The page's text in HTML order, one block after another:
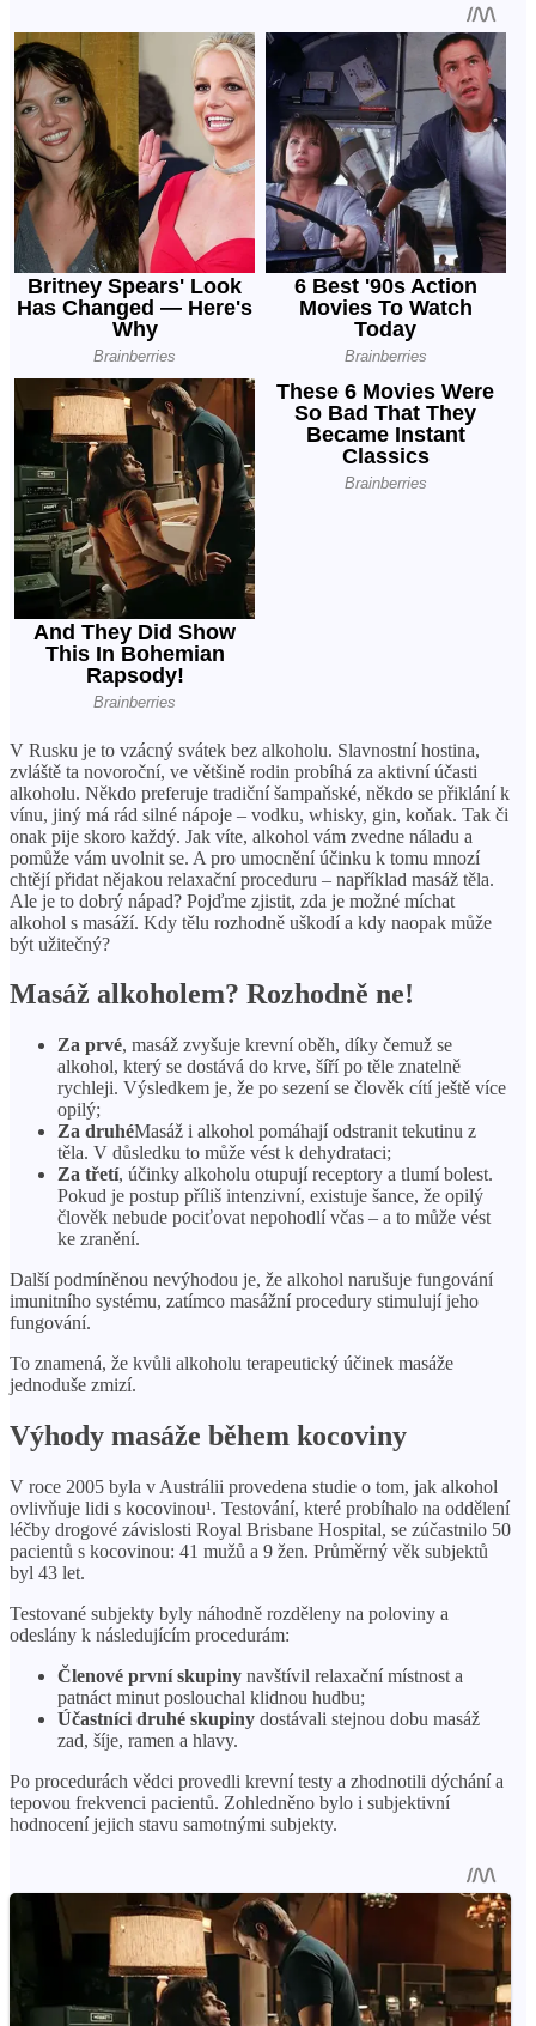
V Rusku je to vzácný svátek bez alkoholu. Slavnostní hostina,
zvláště ta novoroční, ve většině rodin probíhá za aktivní účasti
alkoholu. Někdo preferuje tradiční šampaňské, někdo se přiklání k
vínu, jiný má rád silné nápoje – vodku, whisky, gin, koňak. Tak či
onak pije skoro každý. Jak víte, alkohol vám zvedne náladu a
pomůže vám uvolnit se. A pro umocnění účinku k tomu mnozí
chtějí přidat nějakou relaxační proceduru – například masáž těla.
Ale je to dobrý nápad? Pojďme zjistit, zda je možné míchat
alkohol s masáží. Kdy tělu rozhodně uškodí a kdy naopak může
být užitečný?
Masáž alkoholem? Rozhodně ne!
Za prvé, masáž zvyšuje krevní oběh, díky čemuž se
alkohol, který se dostává do krve, šíří po těle znatelně
rychleji. Výsledkem je, že po sezení se člověk cítí ještě více
opilý;
Za druhéMasáž i alkohol pomáhají odstranit tekutinu z
těla. V důsledku to může vést k dehydrataci;
Za třetí, účinky alkoholu otupují receptory a tlumí bolest.
Pokud je postup příliš intenzivní, existuje šance, že opilý
člověk nebude pociťovat nepohodlí včas – a to může vést
ke zranění.
Další podmíněnou nevýhodou je, že alkohol narušuje fungování
imunitního systému, zatímco masážní procedury stimulují jeho
fungování.
To znamená, že kvůli alkoholu terapeutický účinek masáže
jednoduše zmizí.
Výhody masáže během kocoviny
V roce 2005 byla v Austrálii provedena studie o tom, jak alkohol
ovlivňuje lidi s kocovinou¹. Testování, které probíhalo na oddělení
léčby drogové závislosti Royal Brisbane Hospital, se zúčastnilo 50
pacientů s kocovinou: 41 mužů a 9 žen. Průměrný věk subjektů
byl 43 let.
Testované subjekty byly náhodně rozděleny na poloviny a
odeslány k následujícím procedurám:
Členové první skupiny navštívil relaxační místnost a
patnáct minut poslouchal klidnou hudbu;
Účastníci druhé skupiny dostávali stejnou dobu masáž
zad, šíje, ramen a hlavy.
Po procedurách vědci provedli krevní testy a zhodnotili dýchání a
tepovou frekvenci pacientů. Zohledněno bylo i subjektivní
hodnocení jejich stavu samotnými subjekty.